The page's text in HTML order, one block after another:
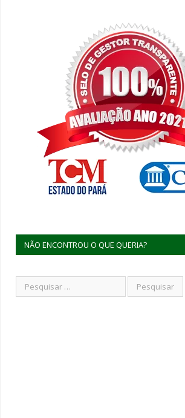
NÃO ENCONTROU O QUE QUERIA?